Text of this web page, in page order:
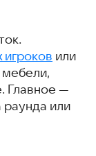
игроков или
Главное —
раунда или